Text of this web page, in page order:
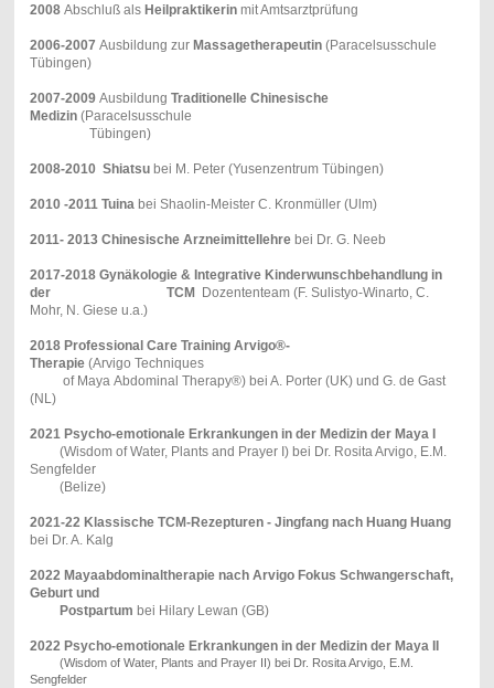
2008Abschluß als Heilpraktikerinmit Amtsarztprüfung
2006-2007 Ausbildung zur Massagetherapeutin(Paracelsusschule
Tübingen)
2007-2009Ausbildung Traditionelle Chinesische
Medizin(Paracelsusschule
Tübingen)
2008-2010 Shiatsubei M. Peter (Yusenzentrum Tübingen)
2010 -2011 Tuinabei Shaolin-Meister C. Kronmüller (Ulm)
2011- 2013 Chinesische Arzneimittellehrebei Dr. G. Neeb
2017-2018 Gynäkologie & Integrative Kinderwunschbehandlung in
der TCM
Dozententeam (F. Sulistyo-Winarto, C.
Mohr, N. Giese u.a.)
2018 Professional Care Training Arvigo®-
Therapie(Arvigo Techniques
of Maya Abdominal Therapy®) bei A. Porter (UK) und G. de Gast
(NL)
2021 Psycho-emotionale Erkrankungen in der Medizin der Maya I
(Wisdom of Water, Plants and Prayer I) bei Dr. Rosita Arvigo, E.M.
Sengfelder
(Belize)
2021-22 Klassische TCM-Rezepturen - Jingfang nach Huang Huang
bei Dr. A. Kalg
2022 Mayaabdominaltherapie nach Arvigo Fokus Schwangerschaft,
Geburt und
Postpartum bei Hilary Lewan (GB)
2022 Psycho-emotionale Erkrankungen in der Medizin der Maya II
(Wisdom of Water, Plants and Prayer II) bei Dr. Rosita Arvigo, E.M.
Sengfelder